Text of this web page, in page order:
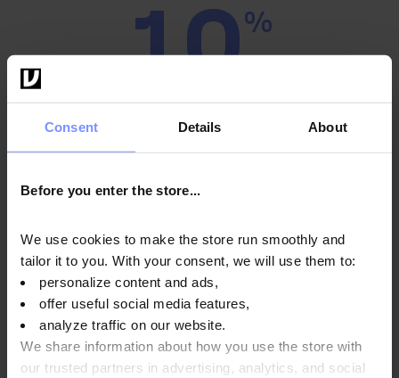
Consent Details About
Before you enter the store...
We use cookies to make the store run smoothly and
tailor it to you. With your consent, we will use them to:
personalize content and ads,
offer useful social media features,
analyze traffic on our website.
We share information about how you use the store with
our trusted partners in advertising, analytics, and social
10%
FIT BLEIBEN UND SPAREN!
Produkte.
E-Mail-Adresse eingeben
Abonnieren